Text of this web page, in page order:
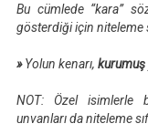
Bu cümlede “kara”
gösterdiği için niteleme
»Yolun kenarı, kurumuş
NOT: Özel isimlerle
unvanları da niteleme